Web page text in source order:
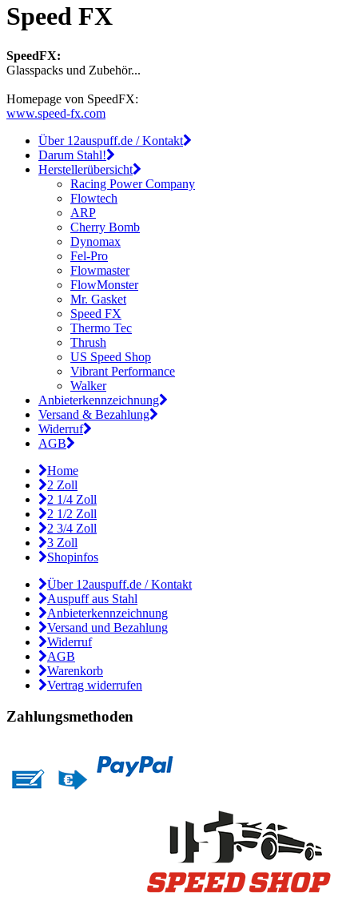
Speed FX
SpeedFX:
Glasspacks und Zubehör...
Homepage von SpeedFX:
www.speed-fx.com
Über 12auspuff.de / Kontakt
Darum Stahl!
Herstellerübersicht
Racing Power Company
Flowtech
ARP
Cherry Bomb
Dynomax
Fel-Pro
Flowmaster
FlowMonster
Mr. Gasket
Speed FX
Thermo Tec
Thrush
US Speed Shop
Vibrant Performance
Walker
Anbieterkennzeichnung
Versand & Bezahlung
Widerruf
AGB
Home
2 Zoll
2 1/4 Zoll
2 1/2 Zoll
2 3/4 Zoll
3 Zoll
Shopinfos
Über 12auspuff.de / Kontakt
Auspuff aus Stahl
Anbieterkennzeichnung
Versand und Bezahlung
Widerruf
AGB
Warenkorb
Vertrag widerrufen
Zahlungsmethoden